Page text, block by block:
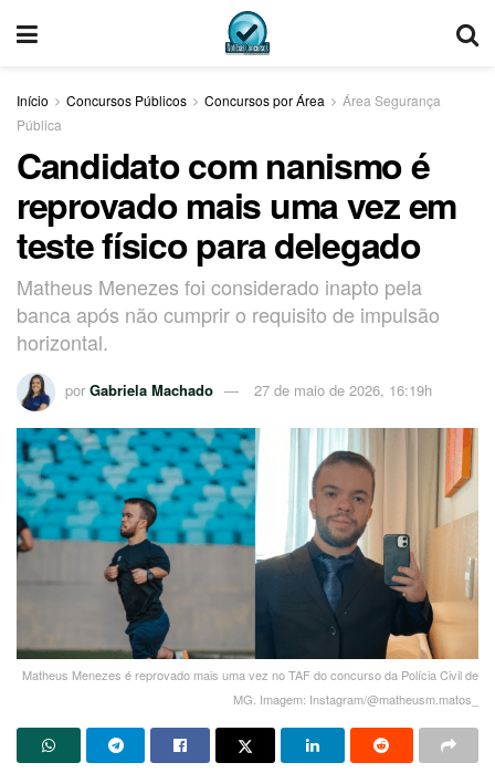
Início Concursos Públicos Concursos por Área
Área Segurança
Pública
Candidato com nanismo é
reprovado mais uma vez em
teste físico para delegado
Matheus Menezes foi considerado inapto pela
banca após não cumprir o requisito de impulsão
horizontal.
por Gabriela Machado 27 de maio de 2026, 16:19h
Matheus Menezes é reprovado mais uma vez no TAF do concurso da Polícia Civil de
MG. Imagem: Instagram/@matheusm.matos_